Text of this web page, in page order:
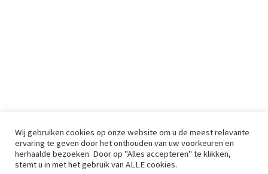
Wij gebruiken cookies op onze website om u de meest relevante
ervaring te geven door het onthouden van uw voorkeuren en
herhaalde bezoeken. Door op "Alles accepteren" te klikken,
stemt u in met het gebruik van ALLE cookies.